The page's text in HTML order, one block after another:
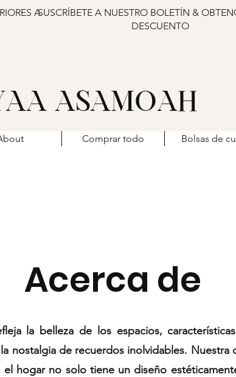
ASAMOAH
ASUSCRÍBETE A NUESTRO BOLETÍN &
DESCUENTO
Comprar todo Bolsas de
Acerca de
la belleza de los espacios,
nostalgia de recuerdos inolvidables. Nuestra
el hogar no solo tiene un diseño